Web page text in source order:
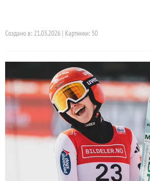
Создано в: 21.03.2026 | Картинки: 50